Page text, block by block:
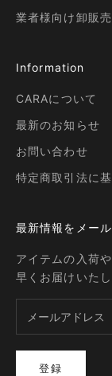
業者様向け卸販
Information
CARAについて
最新のお知らせ
お問い合わせ
特定商取引法に
最新情報をメー
アイテムの入荷
早くお届けいたし
登録